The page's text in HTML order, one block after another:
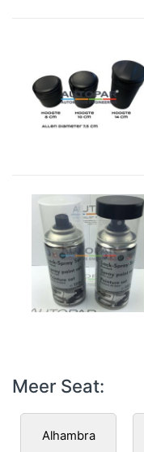
Meer Seat:
Alhambra